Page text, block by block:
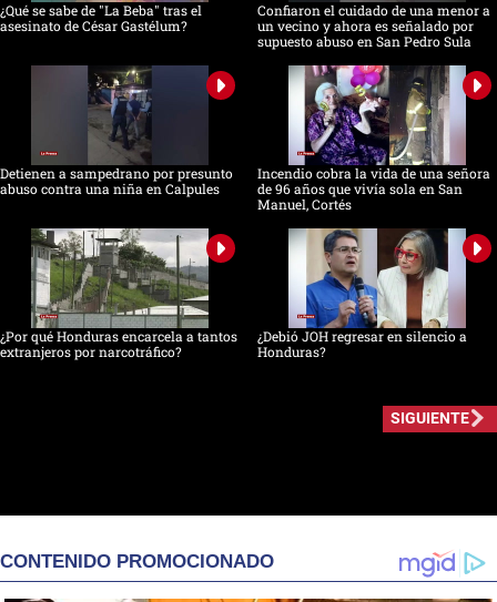
¿Qué se sabe de "La Beba" tras el
asesinato de César Gastélum?
Confiaron el cuidado de una menor a
un vecino y ahora es señalado por
supuesto abuso en San Pedro Sula
Detienen a sampedrano por presunto
abuso contra una niña en Calpules
Incendio cobra la vida de una señora
de 96 años que vivía sola en San
Manuel, Cortés
¿Por qué Honduras encarcela a tantos
extranjeros por narcotráfico?
¿Debió JOH regresar en silencio a
Honduras?
SIGUIENTE
CONTENIDO PROMOCIONADO